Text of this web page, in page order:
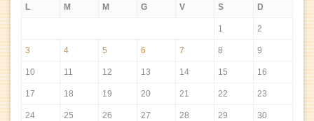
L
M M G V S D
1 2
3 4 5 6 7 8 9
10 11 12 13 14 15 16
17 18 19 20 21 22 23
24 25 26 27 28 29 30